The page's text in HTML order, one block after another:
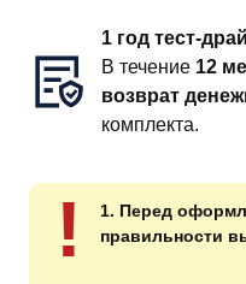
1 год тест-
В течение 12
возврат
комплекта.
!
1. Перед
правильности